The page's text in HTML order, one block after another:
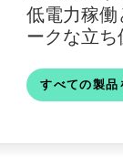
低電力稼
ークな立ち
すべての製品